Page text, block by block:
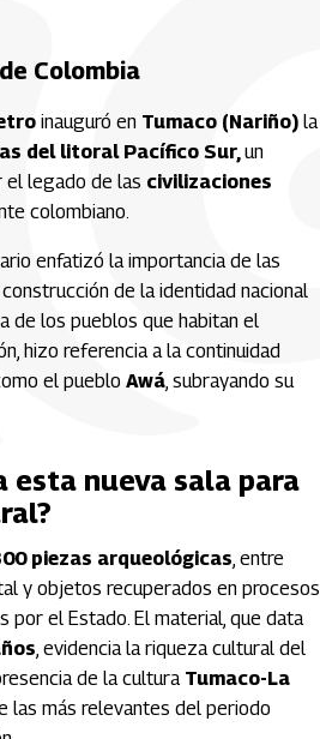
Colombia
inauguró en Tumaco (Nariño) la
del litoral Pacífico Sur,un
el legado de las civilizaciones
colombiano.
enfatizó la importancia de las
de la identidad nacional
de los pueblos que habitan el
hizo referencia a la continuidad
el pueblo Awá, subrayando su
esta nueva sala para
piezas arqueológicas, entre
y objetos recuperados en procesos
por el Estado. El material, que data
, evidencia la riqueza cultural del
de la cultura Tumaco-La
las más relevantes del periodo